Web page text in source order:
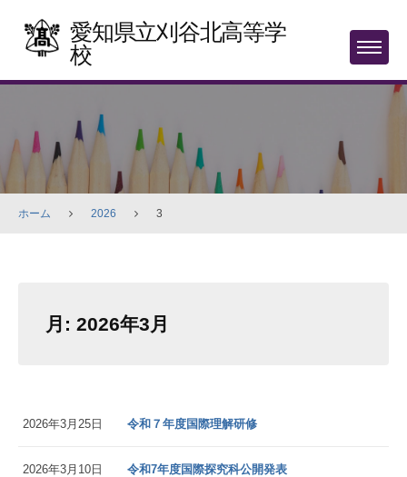
content
愛知県立刈谷北高等学
校
MENU
ホーム 2026 3
月: 2026年3月
2026年3月25日 令和７年度国際理解研修
2026年3月10日 令和7年度国際探究科公開発表